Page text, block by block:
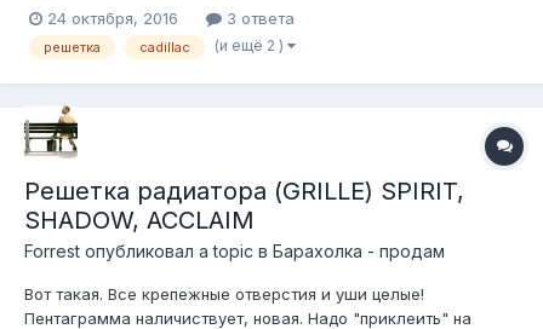
24 октября, 2016
3 ответа
решетка cadillac (и ещё 2 )
Решетка радиатора (GRILLE) SPIRIT,
SHADOW, ACCLAIM
Forrest опубликовал a topic в Барахолка - продам
Вот такая. Все крепежные отверстия и уши целые!
Пентаграмма наличиствует, новая. Надо "приклеить" на